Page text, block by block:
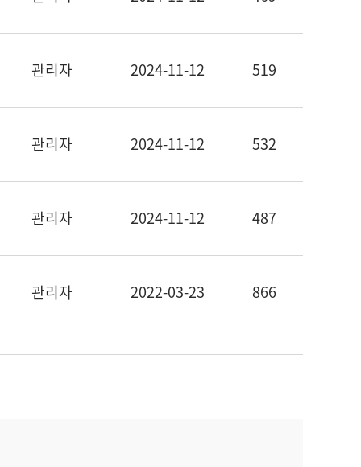
관리자 2024-11-12 519
관리자 2024-11-12 532
관리자 2024-11-12 487
관리자 2022-03-23 866